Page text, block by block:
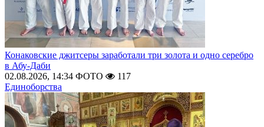
Конаковские джитсеры заработали три золота и одно серебро
в Абу-Даби
02.08.2026, 14:34 ФОТО
117
Единоборства